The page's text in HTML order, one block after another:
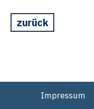
zurück
Impressum